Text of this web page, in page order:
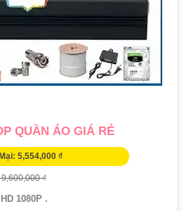
QUẦN ÁO GIÁ RẺ
5,554,000 ₫
₫
1080P .